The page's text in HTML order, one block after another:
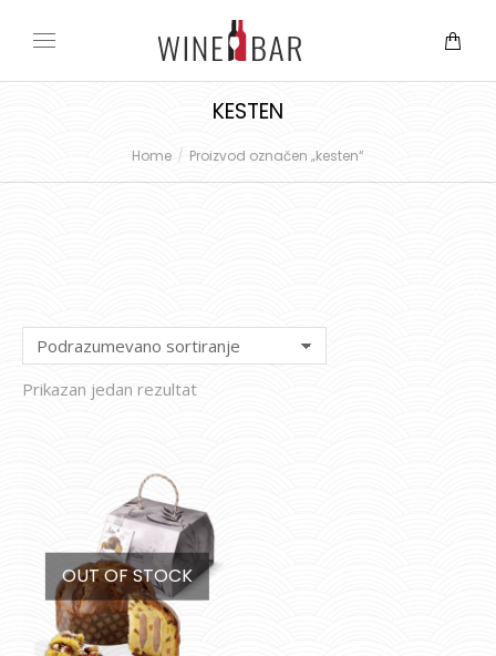
KESTEN
You are here:Home Proizvod označen „kesten“
Prikazan jedan rezultat
OUT OF STOCK